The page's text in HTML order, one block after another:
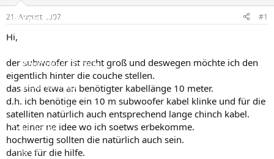
Forum
Aktuelles
Empfohlene Inhalte
Neue Beiträge
Neueste Aktivitäten
Leserartikel
Regeln
e
t
21. August 2007 #1
Hi,
der subwoofer ist recht groß und deswegen möchte ich den
eigentlich hinter die couche stellen.
das sind etwa an benötigter kabellänge 10 meter.
d.h. ich benötige ein 10 m subwoofer kabel klinke und für die
satelliten natürlich auch entsprechend lange chinch kabel.
hat einer ne idee wo ich soetws erbekomme.
hochwertig sollten die natürlich auch sein.
danke für die hilfe.